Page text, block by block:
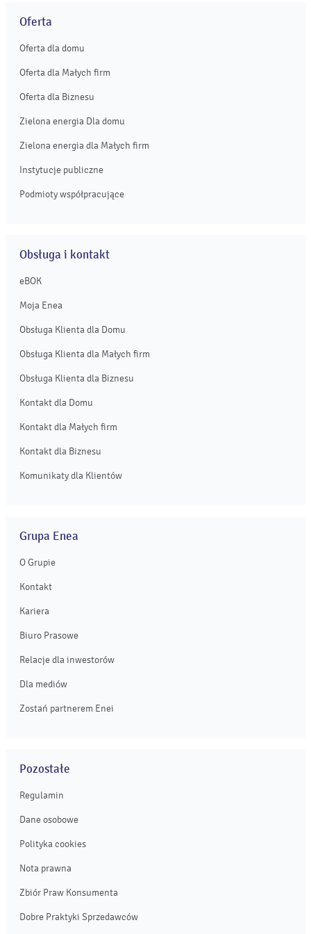
Oferta
Oferta dla domu
Oferta dla Małych firm
Oferta dla Biznesu
Zielona energia Dla domu
Zielona energia dla Małych firm
Instytucje publiczne
Podmioty współpracujące
Obsługa i kontakt
eBOK
Moja Enea
Obsługa Klienta dla Domu
Obsługa Klienta dla Małych firm
Obsługa Klienta dla Biznesu
Kontakt dla Domu
Kontakt dla Małych firm
Kontakt dla Biznesu
Komunikaty dla Klientów
Grupa Enea
O Grupie
Kontakt
Kariera
Biuro Prasowe
Relacje dla inwestorów
Dla mediów
Zostań partnerem Enei
Pozostałe
Regulamin
Dane osobowe
Polityka cookies
Nota prawna
Zbiór Praw Konsumenta
Dobre Praktyki Sprzedawców